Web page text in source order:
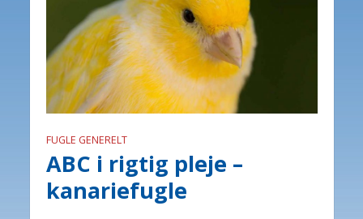
FUGLE GENERELT
ABC i rigtig pleje –
kanariefugle